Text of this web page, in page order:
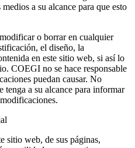
a su alcance para que esto
o borrar en cualquier
el diseño, la
en este sitio web, si así lo
COEGI no se hace responsable
puedan causar. No
tenga a su alcance para informar
sitio web, de sus páginas,